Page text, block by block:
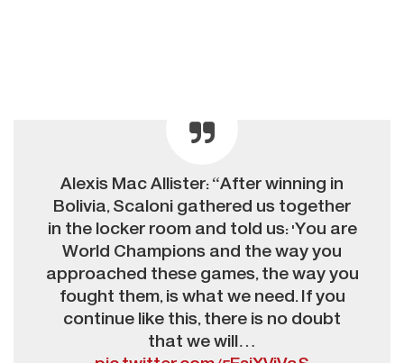
Alexis Mac Allister: “After winning in
Bolivia, Scaloni gathered us together
in the locker room and told us: 'You are
World Champions and the way you
approached these games, the way you
fought them, is what we need. If you
continue like this, there is no doubt
that we will…